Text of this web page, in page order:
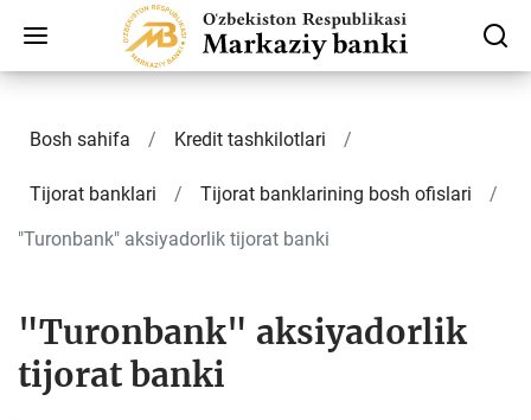
Bosh sahifa Kredit tashkilotlari
Tijorat banklari
Tijorat banklarining bosh ofislari
"Turonbank" aksiyadorlik tijorat banki
"Turonbank" aksiyadorlik
tijorat banki